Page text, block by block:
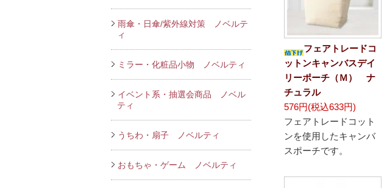
雨傘・日傘/紫外線対策 ノベルテ
ィ
ミラー・化粧品小物 ノベルティ
イベント系・抽選会商品 ノベル
ティ
うちわ・扇子 ノベルティ
おもちゃ・ゲーム ノベルティ
フェアトレードコ
ットンキャンバスデイ
リーポーチ（Ｍ） ナ
チュラル
576円(税込633円)
フェアトレードコット
ンを使用したキャンバ
スポーチです。